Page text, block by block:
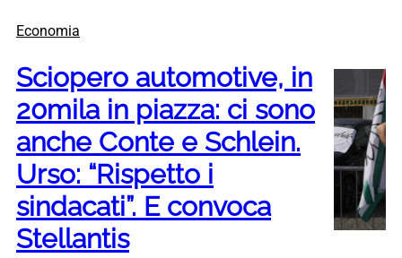
Economia
Sciopero automotive, in
20mila in piazza: ci sono
anche Conte e Schlein.
Urso: “Rispetto i
sindacati”. E convoca
Stellantis